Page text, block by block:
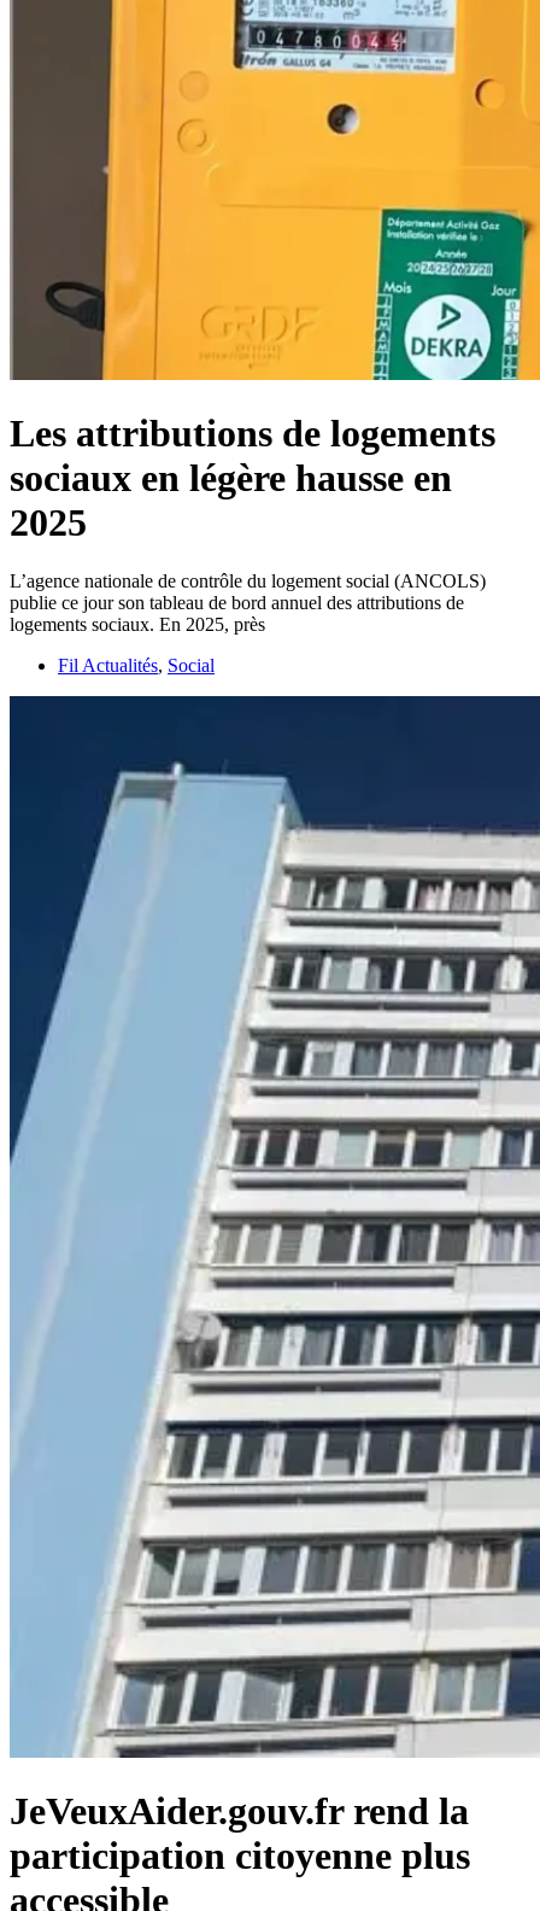
Les attributions de logements
sociaux en légère hausse en
2025
L’agence nationale de contrôle du logement social (ANCOLS)
publie ce jour son tableau de bord annuel des attributions de
logements sociaux. En 2025, près
Fil Actualités, Social
JeVeuxAider.gouv.fr rend la
participation citoyenne plus
accessible